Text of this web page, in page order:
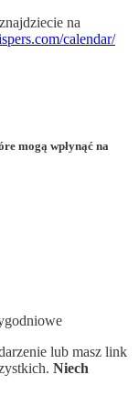
na
calendar/
mogą wpłynąć na
lub masz link
Niech